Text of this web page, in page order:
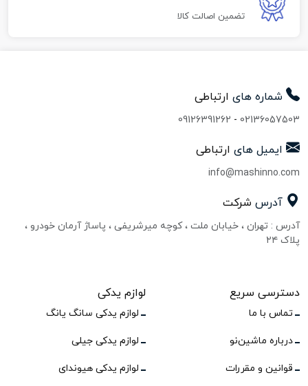
تضمین اصالت کالا
شماره های ارتباطی
02136057503
-
09126391262
ایمیل های ارتباطی
info@mashinno.com
آدرس شرکت
آدرس : تهران ، خیابان ملت ، کوچه میرشریفی ، پاساژ آرمان خودرو ،
پلاک ۲۴
دسترسی سریع
تماس با ما
درباره ماشین‌نو
قوانین و مقررات
لوازم یدکی
لوازم یدکی سانگ یانگ
لوازم یدکی جیلی
لوازم یدکی هیوندای